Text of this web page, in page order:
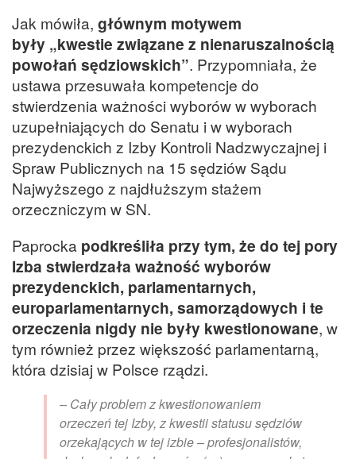
Jak mówiła, głównym motywem
były „kwestie związane z nienaruszalnością
powołań sędziowskich”. Przypomniała, że
ustawa przesuwała kompetencje do
stwierdzenia ważności wyborów w wyborach
uzupełniających do Senatu i w wyborach
prezydenckich z Izby Kontroli Nadzwyczajnej i
Spraw Publicznych na 15 sędziów Sądu
Najwyższego z najdłuższym stażem
orzeczniczym w SN.
Paprocka podkreśliła przy tym, że do tej pory
Izba stwierdzała ważność wyborów
prezydenckich, parlamentarnych,
europarlamentarnych, samorządowych i te
orzeczenia nigdy nie były kwestionowane, w
tym również przez większość parlamentarną,
która dzisiaj w Polsce rządzi.
– Cały problem z kwestionowaniem
orzeczeń tej Izby, z kwestii statusu sędziów
orzekających w tej izbie – profesjonalistów,